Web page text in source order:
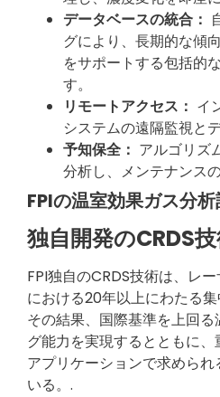
データベースの統合：
グにより、長期的な傾
をサポートする包括的
す。
リモートアクセス： イ
システムの遠隔監視と
予知保全： アルゴリズ
分析し、メンテナンス
FPIの温室効果ガス分
独自開発のCRDS
FPI独自のCRDS技術は、レ
における20年以上にわたる集
その結果、国際基準を上回
グ能力を実現するとともに、
アプリケーションで求めら
いる。.